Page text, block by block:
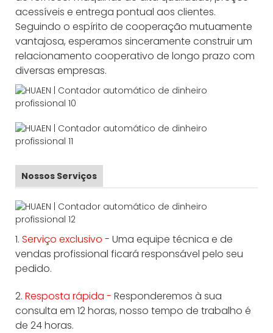
acessíveis e entrega pontual aos clientes.
Seguindo o espírito de cooperação mutuamente
vantajosa, esperamos sinceramente construir um
relacionamento cooperativo de longo prazo com
diversas empresas.
Nossos Serviços
1. Serviço exclusivo - Uma equipe técnica e de
vendas profissional ficará responsável pelo seu
pedido.
2. Resposta rápida - Responderemos à sua
consulta em 12 horas, nosso tempo de trabalho é
de 24 horas.